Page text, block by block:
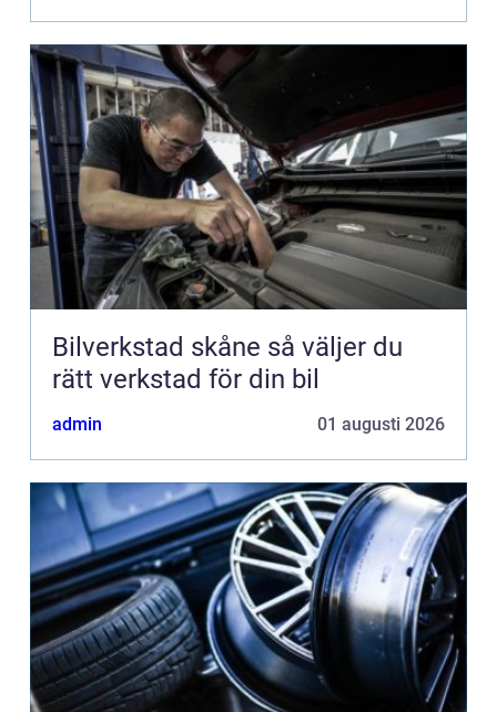
Bilverkstad skåne så väljer du
rätt verkstad för din bil
admin 01 augusti 2026